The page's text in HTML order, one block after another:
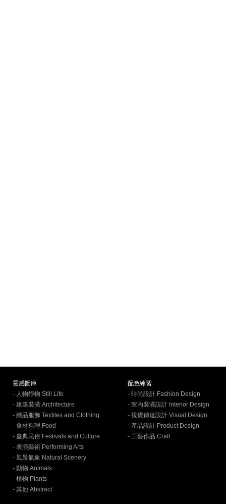
靈感圖庫
- 人物靜物 Still Life
- 建築裝潢 Architecture
- 織品服飾 Textiles and Clothing
- 食材料理 Food
- 慶典民俗 Festivals and Culture
- 表演藝術 Performing Arts
- 風景氣象 Natural Scenery
- 動物 Animals
- 植物 Plants
- 其他 Abstract
配色練習
- 時尚設計 Fashion Design
- 室內裝潢設計 Interior Design
- 視覺傳達設計 Visual Design
- 產品設計 Product Design
- 工藝作品 Craft